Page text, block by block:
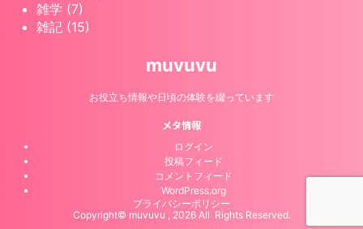
雑学 (7)
雑記 (15)
muvuvu
お役立ち情報や日頃の体験を綴っています
メタ情報
ログイン
投稿フィード
コメントフィード
WordPress.org
プライバシーポリシー
Copyright© muvuvu , 2026 All Rights Reserved.